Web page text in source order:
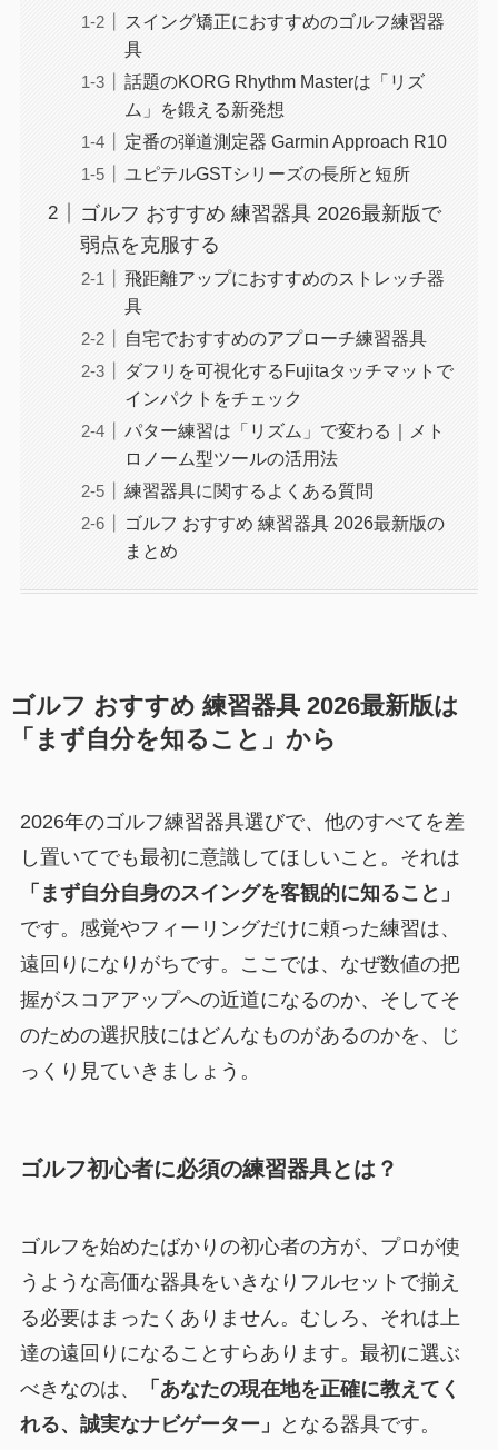
スイング矯正におすすめのゴルフ練習器
具
話題のKORG Rhythm Masterは「リズ
ム」を鍛える新発想
定番の弾道測定器 Garmin Approach R10
ユピテルGSTシリーズの長所と短所
ゴルフ おすすめ 練習器具 2026最新版で
弱点を克服する
飛距離アップにおすすめのストレッチ器
具
自宅でおすすめのアプローチ練習器具
ダフリを可視化するFujitaタッチマットで
インパクトをチェック
パター練習は「リズム」で変わる｜メト
ロノーム型ツールの活用法
練習器具に関するよくある質問
ゴルフ おすすめ 練習器具 2026最新版の
まとめ
ゴルフ おすすめ 練習器具 2026最新版は
「まず自分を知ること」から
2026年のゴルフ練習器具選びで、他のすべてを差
し置いてでも最初に意識してほしいこと。それは
「まず自分自身のスイングを客観的に知ること」
です。感覚やフィーリングだけに頼った練習は、
遠回りになりがちです。ここでは、なぜ数値の把
握がスコアアップへの近道になるのか、そしてそ
のための選択肢にはどんなものがあるのかを、じ
っくり見ていきましょう。
ゴルフ初心者に必須の練習器具とは？
ゴルフを始めたばかりの初心者の方が、プロが使
うような高価な器具をいきなりフルセットで揃え
る必要はまったくありません。むしろ、それは上
達の遠回りになることすらあります。最初に選ぶ
べきなのは、
「あなたの現在地を正確に教えてく
れる、誠実なナビゲーター」
となる器具です。